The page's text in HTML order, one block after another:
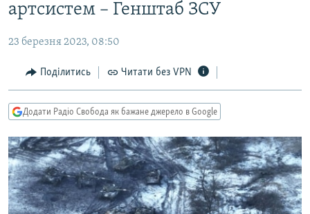
до
основної
навігації
Перейти
до
пошуку
ЕКОНОМІКА
СУСПІЛЬСТВО
УКРАЇНА
СВІТ
РОСІЙСЬКА «ФІЛЬТРАЦІЯ»
ДОНБАС.РЕАЛІЇ
ТИ ЯК?
СХЕМИ
КИТАЙ.ВИКЛИКИ
МУЛЬТИМЕДІА
артсистем – Генштаб ЗСУ
23 березня 2023, 08:50
Поділитись Читати без VPN
Додати Радіо Свобода як бажане джерело в Google